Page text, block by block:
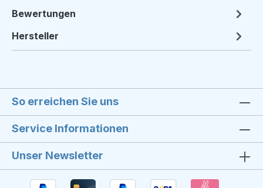
Bewertungen
Hersteller
So erreichen Sie uns
Service Informationen
Unser Newsletter